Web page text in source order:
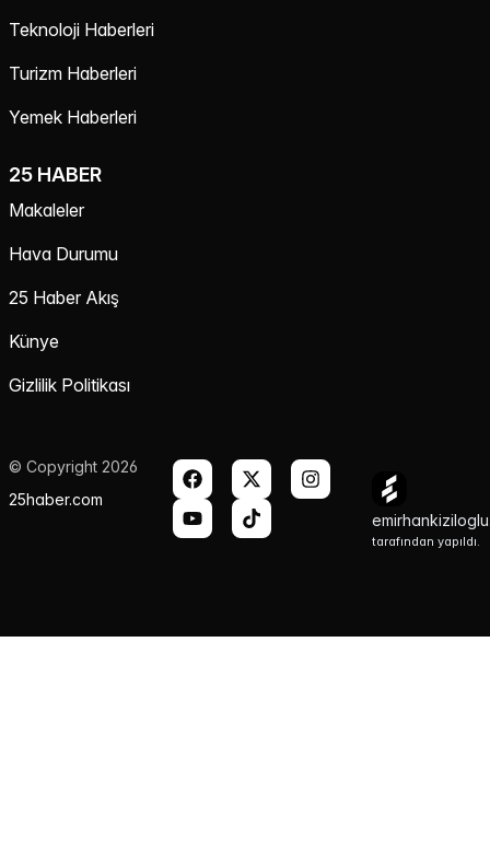
Teknoloji Haberleri
Turizm Haberleri
Yemek Haberleri
25 HABER
Makaleler
Hava Durumu
25 Haber Akış
Künye
Gizlilik Politikası
© Copyright 2026
25haber.com
tarafından yapıldı.